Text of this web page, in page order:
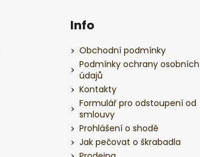
Info
Obchodní podmínky
Podmínky ochrany osobních
údajů
Kontakty
Formulář pro odstoupení od
smlouvy
Prohlášení o shodě
Jak pečovat o škrabadla